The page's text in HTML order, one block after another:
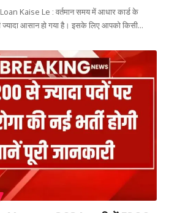
Kaise Le : वर्तमान समय में आधार कार्ड के
ज्यादा आसान हो गया है। इसके लिए आपको किसी…